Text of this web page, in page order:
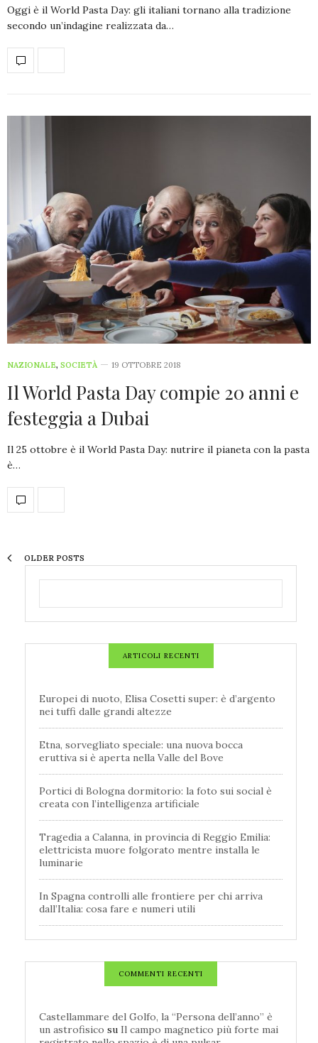
Oggi è il World Pasta Day: gli italiani tornano alla tradizione
secondo un’indagine realizzata da…
NAZIONALE, SOCIETÀ 19 OTTOBRE 2018
Il World Pasta Day compie 20 anni e
festeggia a Dubai
Il 25 ottobre è il World Pasta Day: nutrire il pianeta con la pasta
è…
OLDER POSTS
ARTICOLI RECENTI
Europei di nuoto, Elisa Cosetti super: è d’argento
nei tuffi dalle grandi altezze
Etna, sorvegliato speciale: una nuova bocca
eruttiva si è aperta nella Valle del Bove
Portici di Bologna dormitorio: la foto sui social è
creata con l’intelligenza artificiale
Tragedia a Calanna, in provincia di Reggio Emilia:
elettricista muore folgorato mentre installa le
luminarie
In Spagna controlli alle frontiere per chi arriva
dall’Italia: cosa fare e numeri utili
COMMENTI RECENTI
Castellammare del Golfo, la “Persona dell’anno” è
un astrofisico su Il campo magnetico più forte mai